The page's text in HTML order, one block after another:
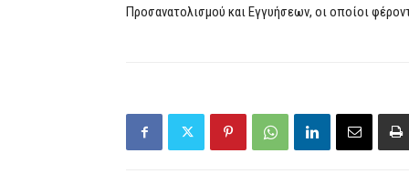
Προσανατολισμού και Εγγυήσεων, οι οποίοι